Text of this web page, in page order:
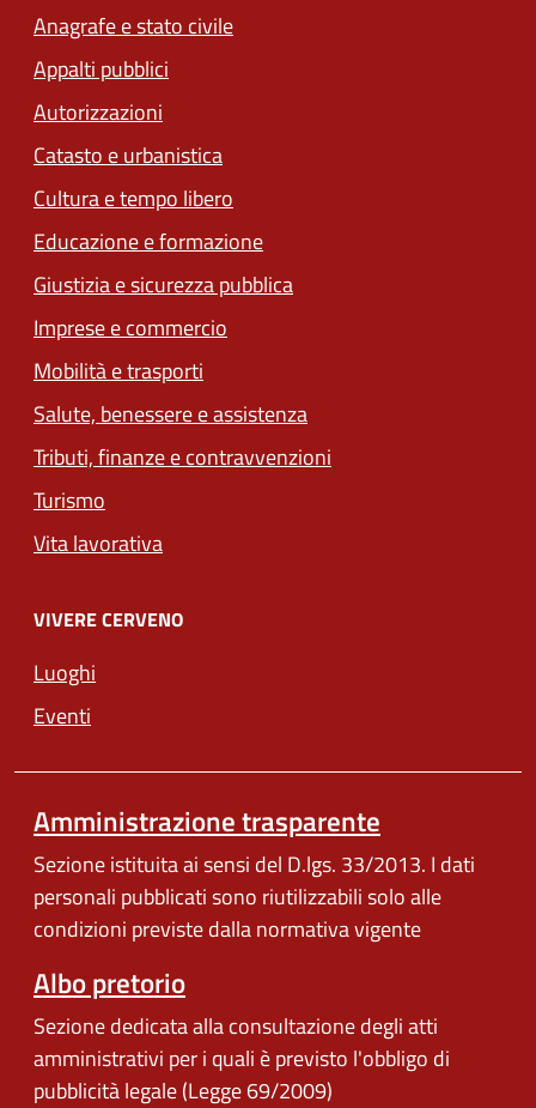
Anagrafe e stato civile
Appalti pubblici
Autorizzazioni
Catasto e urbanistica
Cultura e tempo libero
Educazione e formazione
Giustizia e sicurezza pubblica
Imprese e commercio
Mobilità e trasporti
Salute, benessere e assistenza
Tributi, finanze e contravvenzioni
Turismo
Vita lavorativa
VIVERE CERVENO
Luoghi
Eventi
Amministrazione trasparente
Sezione istituita ai sensi del D.lgs. 33/2013. I dati
personali pubblicati sono riutilizzabili solo alle
condizioni previste dalla normativa vigente
Albo pretorio
Sezione dedicata alla consultazione degli atti
amministrativi per i quali è previsto l'obbligo di
pubblicità legale (Legge 69/2009)